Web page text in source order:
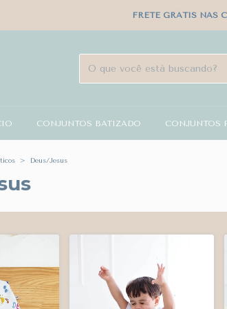
FRETE GRÁTIS NAS
CONJUNTOS BATIZADO CONJUNTOS
> Deus/Jesus